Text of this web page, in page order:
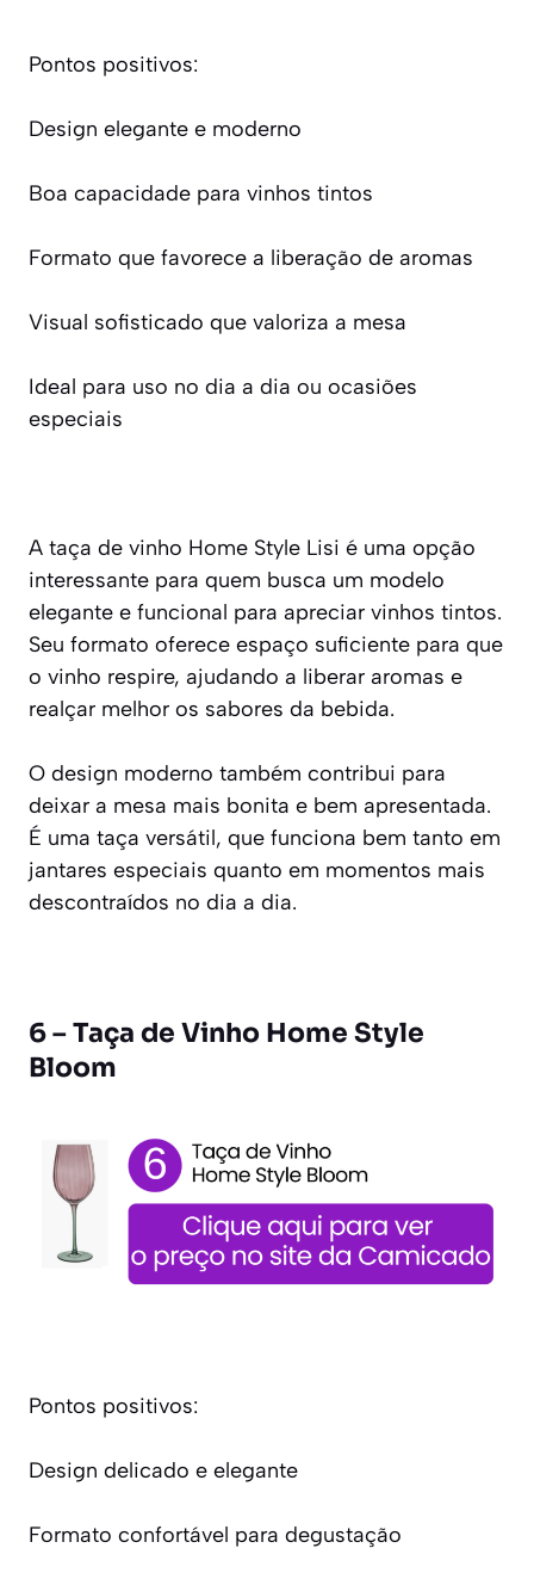
Pontos positivos:
Design elegante e moderno
Boa capacidade para vinhos tintos
Formato que favorece a liberação de aromas
Visual sofisticado que valoriza a mesa
Ideal para uso no dia a dia ou ocasiões
especiais
A taça de vinho Home Style Lisi é uma opção
interessante para quem busca um modelo
elegante e funcional para apreciar vinhos tintos.
Seu formato oferece espaço suficiente para que
o vinho respire, ajudando a liberar aromas e
realçar melhor os sabores da bebida.
O design moderno também contribui para
deixar a mesa mais bonita e bem apresentada.
É uma taça versátil, que funciona bem tanto em
jantares especiais quanto em momentos mais
descontraídos no dia a dia.
6 – Taça de Vinho Home Style
Bloom
Pontos positivos:
Design delicado e elegante
Formato confortável para degustação